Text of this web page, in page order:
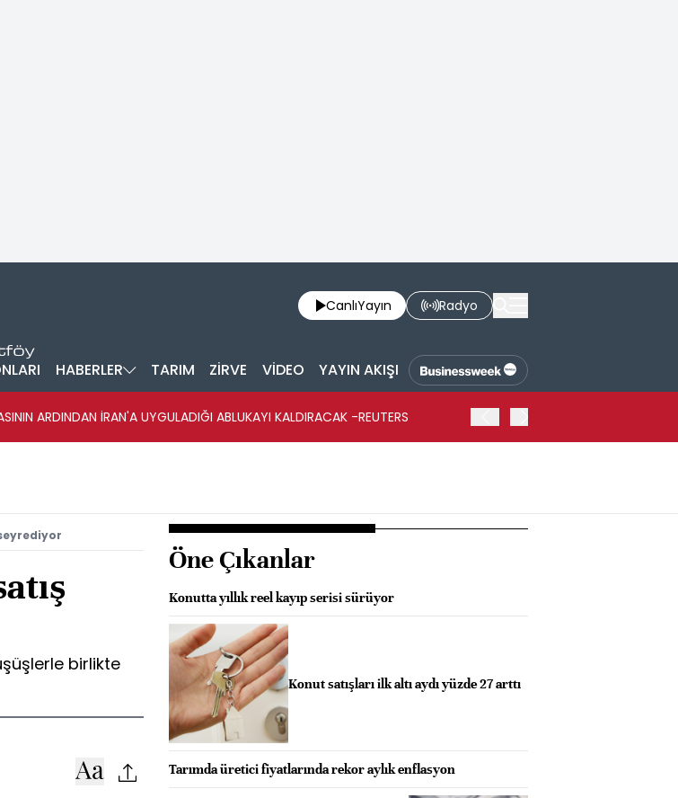
CanlıYayın Radyo
HABERLER TARIM ZİRVE VİDEO YAYIN AKIŞI
ARDINDAN İRAN'A UYGULADIĞI ABLUKAYI KALDIRACAK -REUTERS
birlikte
Öne Çıkanlar
Konutta yıllık reel kayıp serisi sürüyor
Konut satışları ilk altı aydı yüzde 27 arttı
Tarımda üretici fiyatlarında rekor aylık enflasyon